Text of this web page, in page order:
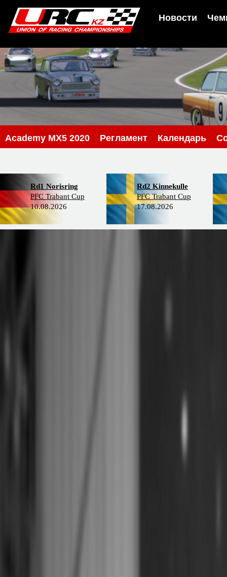
Новости
Academy MX5 2020 Регламент Календарь
Rd1 Norisring
PFC Trabant Cup
10.08.2026
Rd2 Kinnekulle
PFC Trabant Cup
17.08.2026